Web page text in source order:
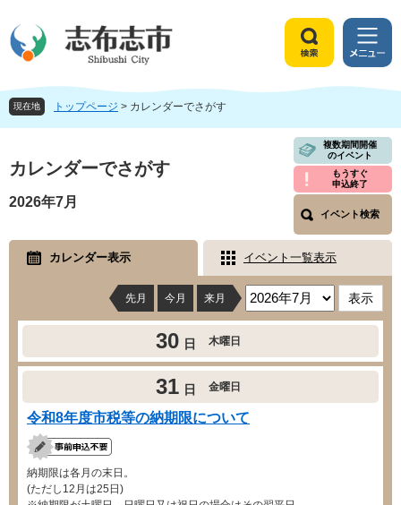
ジ
頭
ュ
飛
本
文
索
メ
ニ
ュ
現在地 トップページ > カレンダーでさがす
文
カレンダーでさがす
複数期間開催
のイベント
もうすぐ
申込終了
イベント検索
2026年7月
カレンダー表示 イベント一覧表示
先月 今月 来月
30 日 木曜日
31 日 金曜日
令和8年度市税等の納期限について
納期限は各月の末日。
(ただし12月は25日)